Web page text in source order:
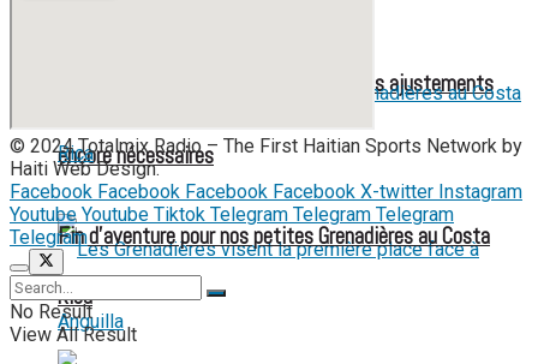
Large victoire des Grenadières, mais des ajustements
encore nécessaires
Fin d’aventure pour nos petites Grenadières au Costa
Rica
© 2024 Totalmix Radio – The First Haitian Sports Network by
Haiti Web Design.
Facebook Facebook Facebook Facebook X-twitter Instagram
Youtube Youtube Tiktok Telegram Telegram Telegram
Telegram
No Result
View All Result